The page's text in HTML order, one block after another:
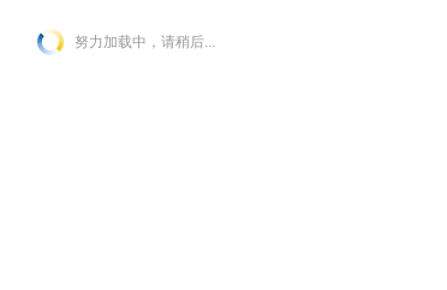
努力加载中，请稍后...